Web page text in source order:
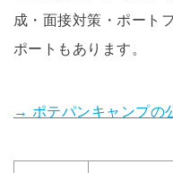
成・面接対策・ポート
ポートもあります。
→ ポテパンキャンプの